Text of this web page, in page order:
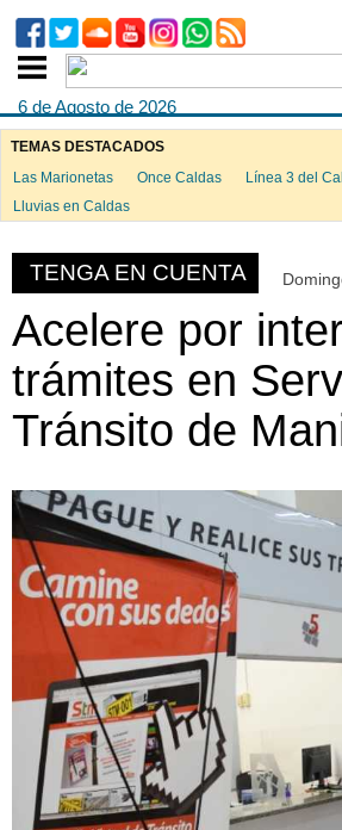
6 de Agosto de 2026
TEMAS DESTACADOS
Las Marionetas
Once Caldas Línea 3 del
Lluvias en Caldas
TENGA EN CUENTA
Acelere por
trámites en
Tránsito de